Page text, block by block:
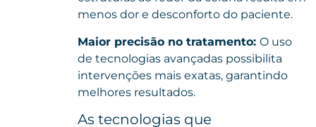
menos dor e desconforto do paciente.
Maior precisão no tratamento: O uso
de tecnologias avançadas possibilita
intervenções mais exatas, garantindo
melhores resultados.
As tecnologias que